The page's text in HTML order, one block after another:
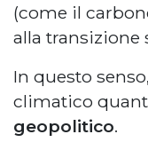
(come il
alla transizione
In questo
climatico
geopolitico.